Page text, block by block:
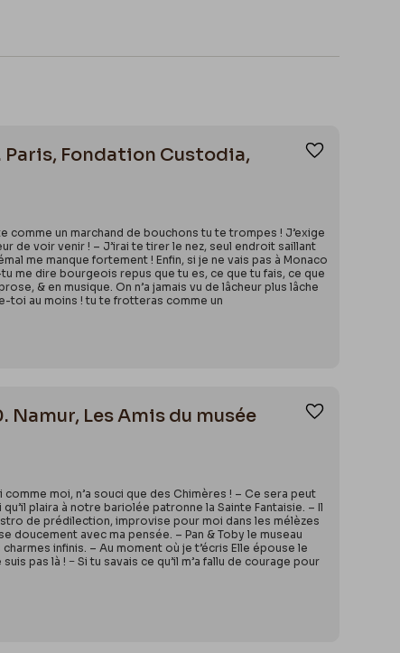
Fondation Custodia,
comme un marchand de bouchons tu te trompes ! J’exige
de voir venir ! – J’irai te tirer le nez, seul endroit saillant
me manque fortement ! Enfin, si je ne vais pas à Monaco
me dire bourgeois repus que tu es, ce que tu fais, ce que
& en musique. On n’a jamais vu de lâcheur plus lâche
toi au moins ! tu te frotteras comme un
Ajouter
Les Amis du musée
moi, n’a souci que des Chimères ! – Ce sera peut
plaira à notre bariolée patronne la Sainte Fantaisie. – Il
de prédilection, improvise pour moi dans les mélèzes
doucement avec ma pensée. – Pan & Toby le museau
infinis. – Au moment où je t’écris Elle épouse le
pas là ! − Si tu savais ce qu’il m’a fallu de courage pour
Ajouter